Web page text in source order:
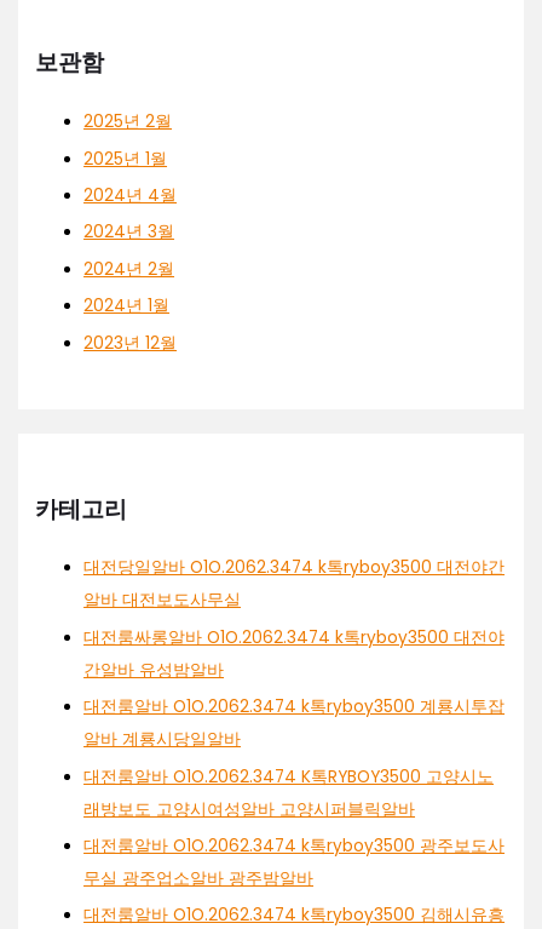
보관함
2025년 2월
2025년 1월
2024년 4월
2024년 3월
2024년 2월
2024년 1월
2023년 12월
카테고리
대전당일알바 O1O.2062.3474 k톡ryboy3500 대전야간
알바 대전보도사무실
대전룸싸롱알바 O1O.2062.3474 k톡ryboy3500 대전야
간알바 유성밤알바
대전룸알바 O1O.2062.3474 k톡ryboy3500 계룡시투잡
알바 계룡시당일알바
대전룸알바 O1O.2062.3474 K톡RYBOY3500 고양시노
래방보도 고양시여성알바 고양시퍼블릭알바
대전룸알바 O1O.2062.3474 k톡ryboy3500 광주보도사
무실 광주업소알바 광주밤알바
대전룸알바 O1O.2062.3474 k톡ryboy3500 김해시유흥